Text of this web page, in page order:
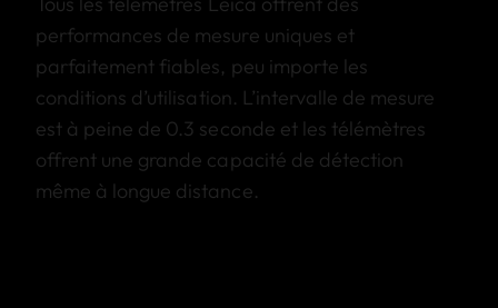
performances de mesure uniques et
parfaitement fiables, peu importe les
conditions d’utilisation. L’intervalle de mesure
est à peine de 0.3 seconde et les télémètres
offrent une grande capacité de détection
même à longue distance.